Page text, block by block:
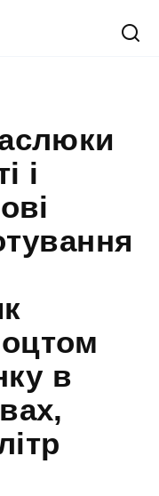
і
в